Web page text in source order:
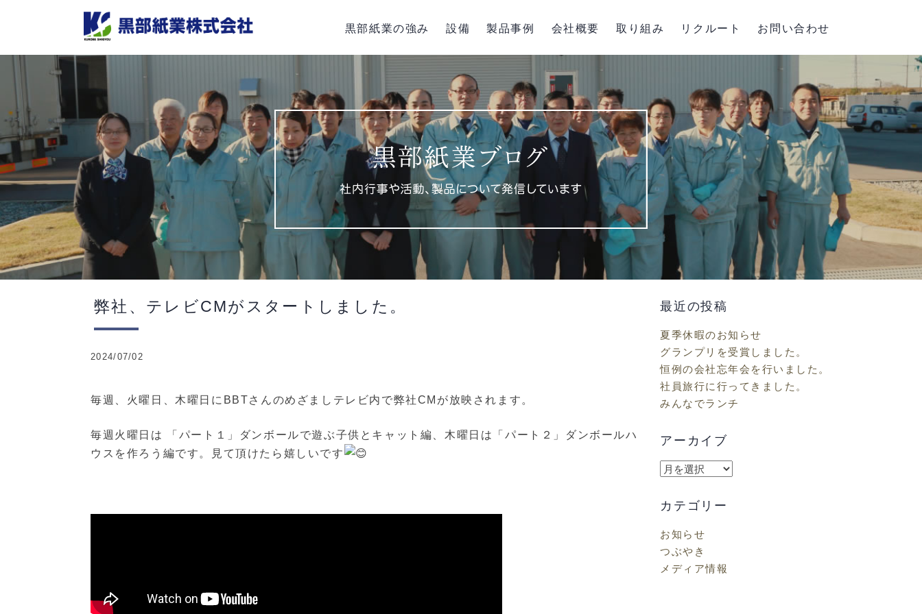
黒部紙業の強み 設備 製品事例 会社概要 取り組み リクルート お問い合わせ
弊社、テレビCMがスタートしました。
2024/07/02
毎週、火曜日、木曜日にBBTさんのめざましテレビ内で弊社CMが放映されます。
毎週火曜日は 「パート１」ダンボールで遊ぶ子供とキャット編、木曜日は「パート２」ダンボールハ
ウスを作ろう編です。見て頂けたら嬉しいです
最近の投稿
夏季休暇のお知らせ
グランプリを受賞しました。
恒例の会社忘年会を行いました。
社員旅行に行ってきました。
みんなでランチ
アーカイブ
ア
カ
ブ
カテゴリー
お知らせ
つぶやき
メディア情報